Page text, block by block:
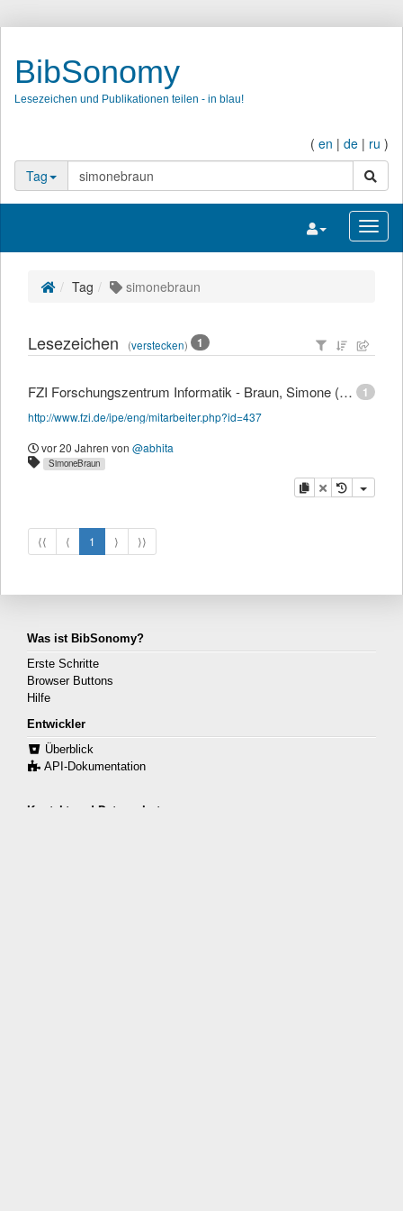
BibSonomy
Lesezeichen und Publikationen teilen - in blau!
( en | de | ru )
Tag
Suche
Navigation
Tag simonebraun
Lesezeichen (verstecken) 1
1
FZI Forschungszentrum Informatik - Braun, Simone (Dipl.-Mediensystemwiss.)
http://www.fzi.de/ipe/eng/mitarbeiter.php?id=437
vor 20 Jahren von @abhita
SimoneBraun
Kopieren
Löschen
⟨⟨ ⟨ 1 ⟩ ⟩⟩
Was ist BibSonomy?
Erste Schritte
Browser Buttons
Hilfe
Entwickler
Überblick
API-Dokumentation
Kontakt und Datenschutz